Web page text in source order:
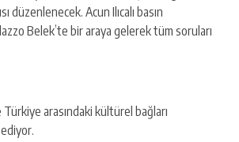
düzenlenecek. Acun Ilıcalı basın
Belek’te bir araya gelerek tüm soruları
Türkiye arasındaki kültürel bağları